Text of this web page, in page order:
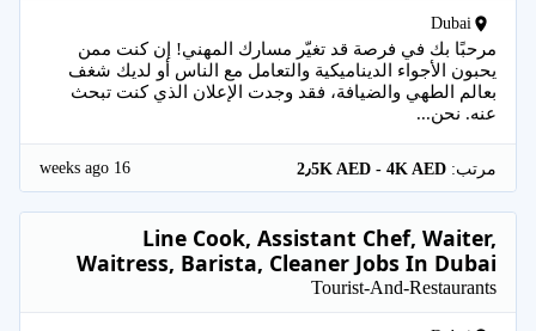
Dubai
مرحبًا بك في فرصة قد تغيّر مسارك المهني! إن كنت ممن
يحبون الأجواء الديناميكية والتعامل مع الناس أو لديك شغف
بعالم الطهي والضيافة، فقد وجدت الإعلان الذي كنت تبحث
عنه. نحن...
مرتب: 16 weeks ago
Line Cook, Assistant Chef, Waiter,
Waitress, Barista, Cleaner Jobs In Dubai
Tourist-And-Restaurants